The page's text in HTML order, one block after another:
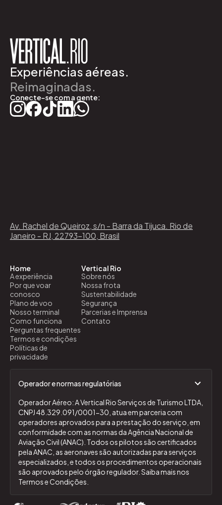
Experiências aéreas.
Reimaginadas.
Conecte-se com a gente:
Home
A experiência
Por que voar
conosco
Plano de voo
Nosso terminal
Como funciona
Perguntas frequentes
Termos e condições
Políticas de
privacidade
Vertical Rio
Sobre nós
Nossa frota
Sustentabilidade
Segurança
Parcerias e Imprensa
Contato
Operador e normas regulatórias
Operador Aéreo: A Vertical Rio Serviços de Turismo LTDA,
CNPJ 48.329.091/0001-30, atua em parceria com
operadores aprovados para a prestação do serviço, em
conformidade com as normas da Agência Nacional de
Aviação Civil (ANAC). Todos os pilotos são certificados
pela ANAC, as aeronaves são autorizadas para serviços
especializados, e todos os procedimentos operacionais
são aprovados pelo órgão regulador. Saiba mais nos
Termos e Condições.
Av. Rachel de Queiroz, s/n - Barra da Tijuca. Rio de
Janeiro - RJ, 22793-100, Brasil